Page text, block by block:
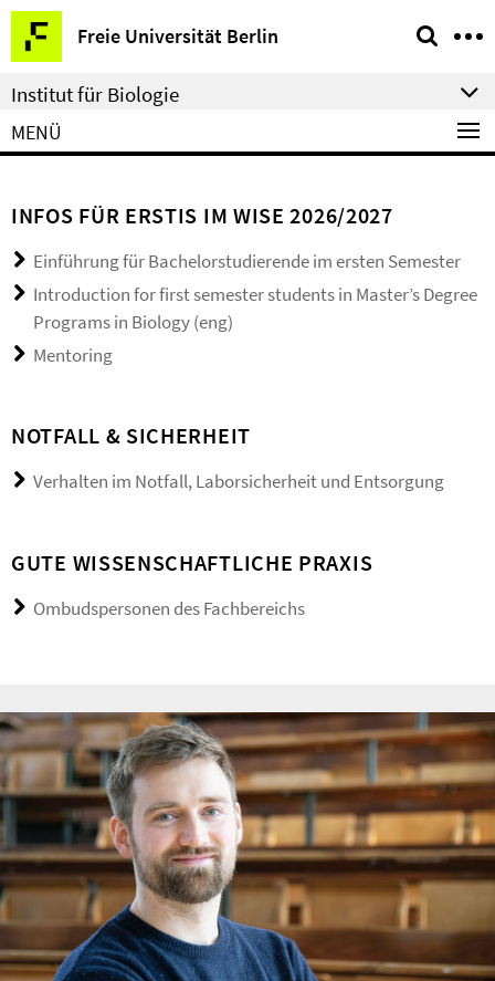
Springe
direkt
zu
Inhalt
Freie Universität Berlin
Service-
Navigation
Institut für Biologie
MENÜ
INFOS FÜR ERSTIS IM WISE 2026/2027
Einführung für Bachelorstudierende im ersten Semester
Introduction for first semester students in Master’s Degree
Programs in Biology (eng)
Mentoring
NOTFALL & SICHERHEIT
Verhalten im Notfall, Laborsicherheit und Entsorgung
GUTE WISSENSCHAFTLICHE PRAXIS
Ombudspersonen des Fachbereichs